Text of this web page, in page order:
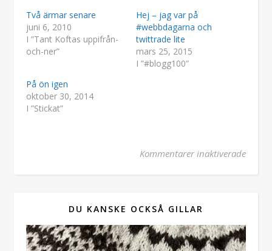
Två ärmar senare
juni 6, 2010
I ”Tant Koftas uppifrån-
och-ner”
Hej – jag var på
#webbdagarna och
twittrade lite
mars 25, 2015
I ”#blogg100”
På ön igen
oktober 30, 2014
I ”Stickat”
Kommentarer inaktiveradeför
DU KANSKE OCKSÅ GILLAR